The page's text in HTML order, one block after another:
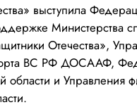
выступила
Министерства
Отечества»,
ВС РФ ДОСААФ,
области и Управления